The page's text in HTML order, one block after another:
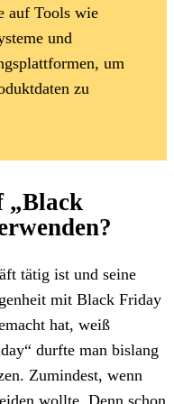
auf Tools wie
und
um
zu
„Black
tätig ist und seine
mit Black Friday
hat, weiß
durfte man bislang
Zumindest, wenn
wollte. Denn schon